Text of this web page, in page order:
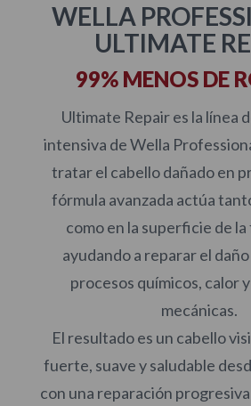
WELLA
ULTIMATE
99% MENOS DE
Ultimate Repair es la línea
intensiva de Wella
tratar el cabello dañado en
fórmula avanzada actúa
como en la superficie de
ayudando a reparar el
procesos químicos, calor
mecánicas.
El resultado es un cabello
fuerte, suave y saludable
con una reparación